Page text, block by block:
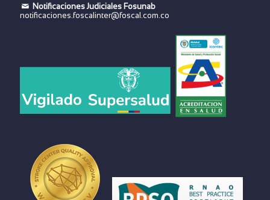
Notificaciones Judiciales Fosunab
notificaciones.foscalinter@foscal.com.co